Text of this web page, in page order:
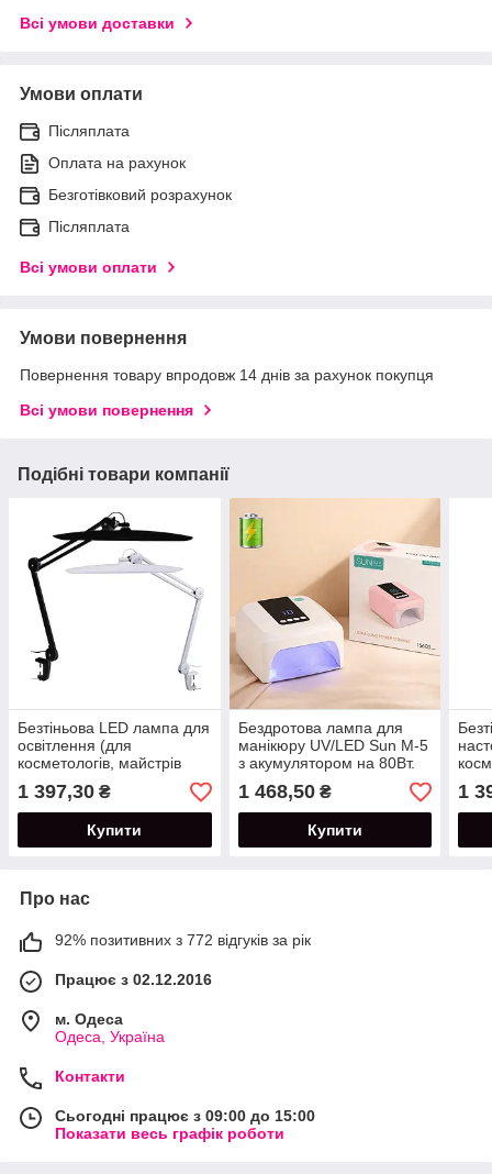
Всі умови доставки
Умови оплати
Післяплата
Оплата на рахунок
Безготівковий розрахунок
Післяплата
Всі умови оплати
Умови повернення
Повернення товару впродовж 14 днів за рахунок покупця
Всі умови повернення
Подібні товари компанії
Безтіньова LED лампа для
освітлення (для
косметологів, майстрів
тату та вій) з регулятором
яскравості 24 Вт.
1 397,30 ₴
Купити
Бездротова лампа для
манікюру UV/LED Sun M-5
з акумулятором на 80Вт.
(15600mAh)
1 468,50₴
Купити
1
Про нас
92% позитивних з 772 відгуків за рік
Працює з 02.12.2016
м. Одеса
Одеса, Україна
Контакти
Сьогодні працює з 09:00 до 15:00
Показати весь графік роботи